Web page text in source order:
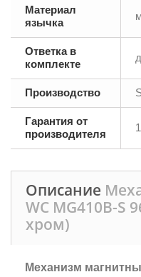
Материал
язычка
Ответка в
комплекте
Производство
Гарантия от
производителя
Описание
WC MG410B-S
хром)
Механизм